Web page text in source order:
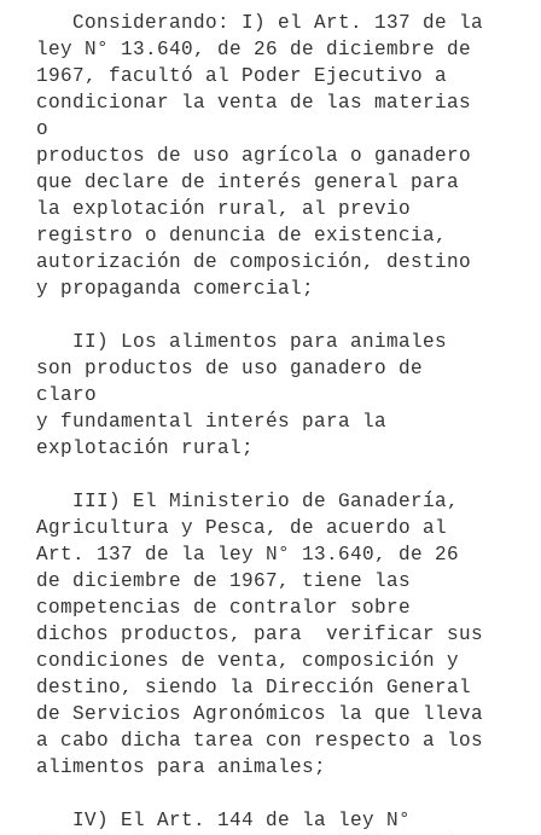
ley N° 13.640, de 26 de diciembre de
1967, facultó al Poder Ejecutivo a
condicionar la venta de las materias
o
productos de uso agrícola o ganadero
que declare de interés general para
la explotación rural, al previo
registro o denuncia de existencia,
autorización de composición, destino
y propaganda comercial;
son productos de uso ganadero de
claro
y fundamental interés para la
explotación rural;
Agricultura y Pesca, de acuerdo al
Art. 137 de la ley N° 13.640, de 26
de diciembre de 1967, tiene las
competencias de contralor sobre
dichos productos, para  verificar sus
condiciones de venta, composición y
destino, siendo la Dirección General
de Servicios Agronómicos la que lleva
a cabo dicha tarea con respecto a los
alimentos para animales;